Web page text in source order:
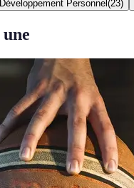
Développement Personnel (23)